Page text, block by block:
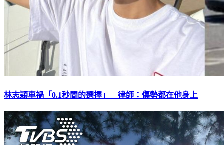
林志穎車禍「0.1秒間的選擇」 律師：傷勢都在他身上